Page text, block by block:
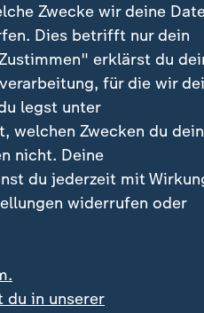
Bundestagswahl 2025
BSW-Wahleinspruch
weiter unbeantwortet
Video0:30
Zwecke wir deine
Dies betrifft nur dein
erklärst du
für die wir
legst unter
welchen Zwecken du
nicht. Deine
du jederzeit mit
widerrufen oder
in unserer